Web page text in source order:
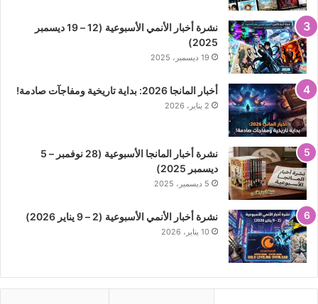
نشرة أخبار الأنمي الأسبوعية (12 – 19 ديسمبر
2025)
19 ديسمبر، 2025
أخبار المانجا 2026: بداية تاريخية ومفاجآت صادمة!
2 يناير، 2026
نشرة أخبار المانجا الأسبوعية (28 نوفمبر – 5
ديسمبر 2025)
5 ديسمبر، 2025
نشرة أخبار الأنمي الأسبوعية (2 – 9 يناير 2026)
10 يناير، 2026